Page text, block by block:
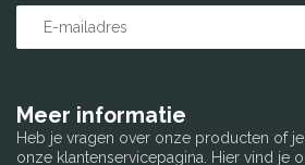
Meer informatie
Heb je vragen over onze producten of
onze klantenservicepagina. Hier vind je